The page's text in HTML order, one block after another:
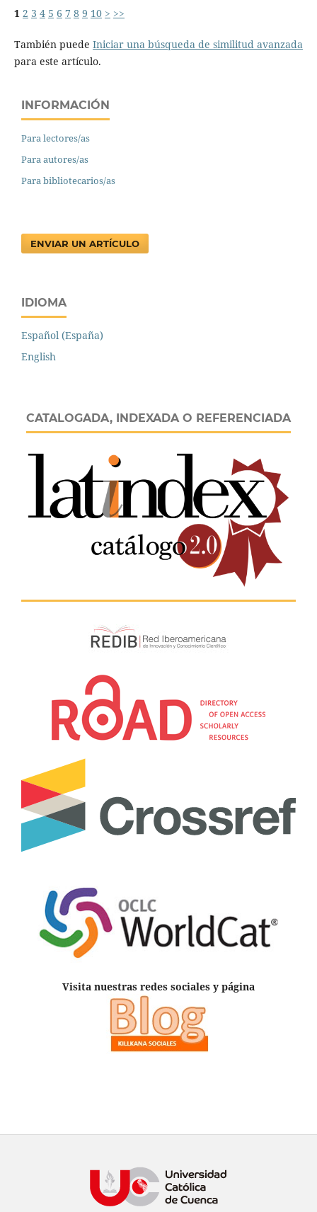
1 2 3 4 5 6 7 8 9 10 > >>
También puede Iniciar una búsqueda de similitud avanzada
para este artículo.
INFORMACIÓN
Para lectores/as
Para autores/as
Para bibliotecarios/as
ENVIAR UN ARTÍCULO
IDIOMA
Español (España)
English
CATALOGADA, INDEXADA O REFERENCIADA
Visita nuestras redes sociales y página